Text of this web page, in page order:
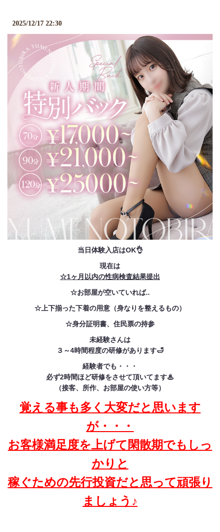
2025/12/17 22:30
当日体験入店はOK👌
現在は
☆1ヶ月以内の性病検査結果提出
☆お部屋が空いていれば..
☆上下揃った下着の用意（身なりを整えるもの）
☆身分証明書、住民票の持参
未経験さんは
３～4時間程度の研修があります🛁
経験者でも・・・
必ず2時間ほど研修をさせて頂いてます♨
（接客、所作、お部屋の使い方等）
覚える事も多く大変だと思います
が・・・
お客様満足度を上げて閑散期でもしっ
かりと
稼ぐための先行投資だと思って頑張り
ましょう♪